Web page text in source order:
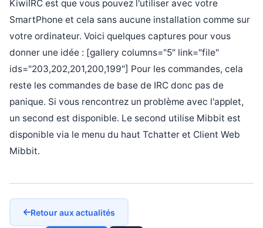
KiwiIRC est que vous pouvez l'utiliser avec votre
SmartPhone et cela sans aucune installation comme sur
votre ordinateur. Voici quelques captures pour vous
donner une idée : [gallery columns="5" link="file"
ids="203,202,201,200,199"] Pour les commandes, cela
reste les commandes de base de IRC donc pas de
panique. Si vous rencontrez un problème avec l'applet,
un second est disponible. Le second utilise Mibbit est
disponible via le menu du haut Tchatter et Client Web
Mibbit.
Retour aux actualités